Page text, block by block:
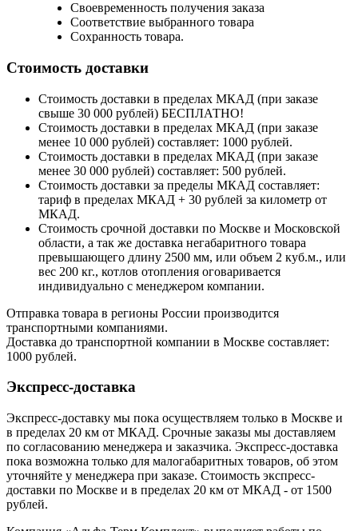
Своевременность получения заказа
Соответствие выбранного товара
Сохранность товара.
Стоимость доставки
Стоимость доставки в пределах МКАД (при заказе
свыше 30 000 рублей) БЕСПЛАТНО!
Стоимость доставки в пределах МКАД (при заказе
менее 10 000 рублей) составляет: 1000 рублей.
Стоимость доставки в пределах МКАД (при заказе
менее 30 000 рублей) составляет: 500 рублей.
Стоимость доставки за пределы МКАД составляет:
тариф в пределах МКАД + 30 рублей за километр от
МКАД.
Стоимость срочной доставки по Москве и Московской
области, а так же доставка негабаритного товара
превышающего длину 2500 мм, или объем 2 куб.м., или
вес 200 кг., котлов отопления оговаривается
индивидуально с менеджером компании.
Отправка товара в регионы России производится
транспортными компаниями.
Доставка до транспортной компании в Москве составляет:
1000 рублей.
Экспресс-доставка
Экспресс-доставку мы пока осуществляем только в Москве и
в пределах 20 км от МКАД. Срочные заказы мы доставляем
по согласованию менеджера и заказчика. Экспресс-доставка
пока возможна только для малогабаритных товаров, об этом
уточняйте у менеджера при заказе. Стоимость экспресс-
доставки по Москве и в пределах 20 км от МКАД - от 1500
рублей.